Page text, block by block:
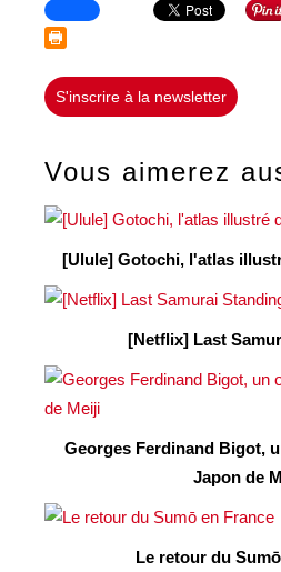
S'inscrire à la newsletter
Vous aimerez
[Ulule] Gotochi, l'atlas
[Netflix] Last
Georges Ferdinand Bigot,
Japon de
Le retour du